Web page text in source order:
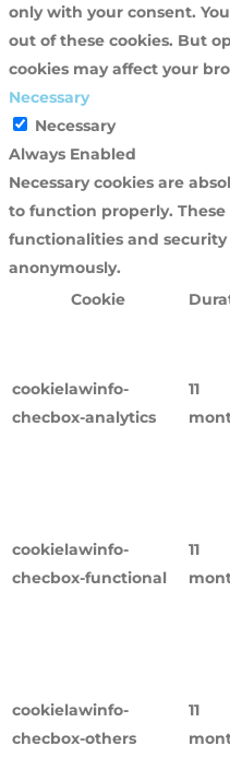
only with your consent.
out of these cookies. But
cookies may affect your
Necessary
Necessary
Always Enabled
Necessary cookies are
to function properly. These
functionalities and
anonymously.
Cookie
cookielawinfo-
checbox-analytics
11
cookielawinfo-
checbox-functional
11
cookielawinfo-
checbox-others
11